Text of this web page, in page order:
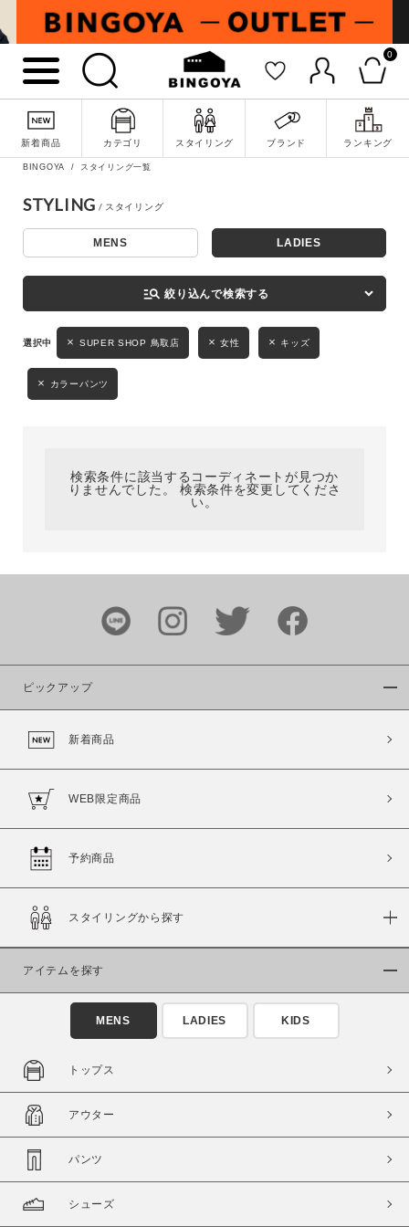
0
新着商品 カテゴリ スタイリング ブランド ランキング
詳細検索
キーワード
性別
MENS LADIES KIDS
ブランド
カラー
商品タイプ
通常商品
セール価格 WEB限定
在庫
在庫あり
BINGOYA スタイリング一覧
STYLING
MENS LADIES
manage_search 絞り込んで検索する
SUPER SHOP 鳥取店 女性 キッズ
カラーパンツ
検索条件に該当するコーディネートが見つか
りませんでした。 検索条件を変更してくださ
い。
ピックアップ
新着商品
WEB限定商品
予約商品
スタイリングから探す
アイテムを探す
MENS LADIES KIDS
トップス
アウター
パンツ
シューズ